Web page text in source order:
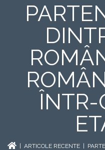
ÎNTR-
ARTICOLE RECENTE |